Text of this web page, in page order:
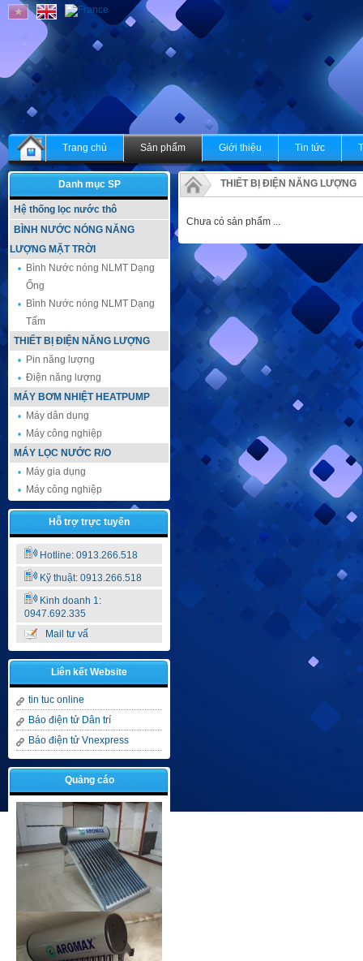
Trang chủ Sản phẩm Giới thiệu Tin tức
Danh mục SP
Hệ thống lọc nước thô
BÌNH NƯỚC NÓNG NĂNG
LƯỢNG MẶT TRỜI
Bình Nước nóng NLMT Dạng
Ống
Bình Nước nóng NLMT Dạng
Tấm
THIẾT BỊ ĐIỆN NĂNG LƯỢNG
Pin năng lượng
Điện năng lượng
MÁY BƠM NHIỆT HEATPUMP
Máy dân dụng
Máy công nghiệp
MÁY LỌC NƯỚC R/O
Máy gia dụng
Máy công nghiệp
Hỗ trợ trực tuyến
Hotline: 0913.266.518
Kỹ thuật: 0913.266.518
Kinh doanh 1:
0947.692.335
Mail tư vấ
Liên kết Website
tin tuc online
Báo điện tử Dân trí
Báo điện tử Vnexpress
Quảng cáo
THIẾT BỊ ĐIỆN NĂNG LƯỢNG
Chưa có sản phẩm ...